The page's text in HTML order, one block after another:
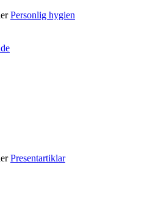
Personlig hygien
Presentartiklar